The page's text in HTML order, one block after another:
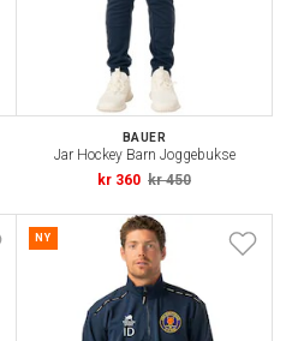
BAUER
Jar Hockey Barn Joggebukse
kr 360 kr 450
NY